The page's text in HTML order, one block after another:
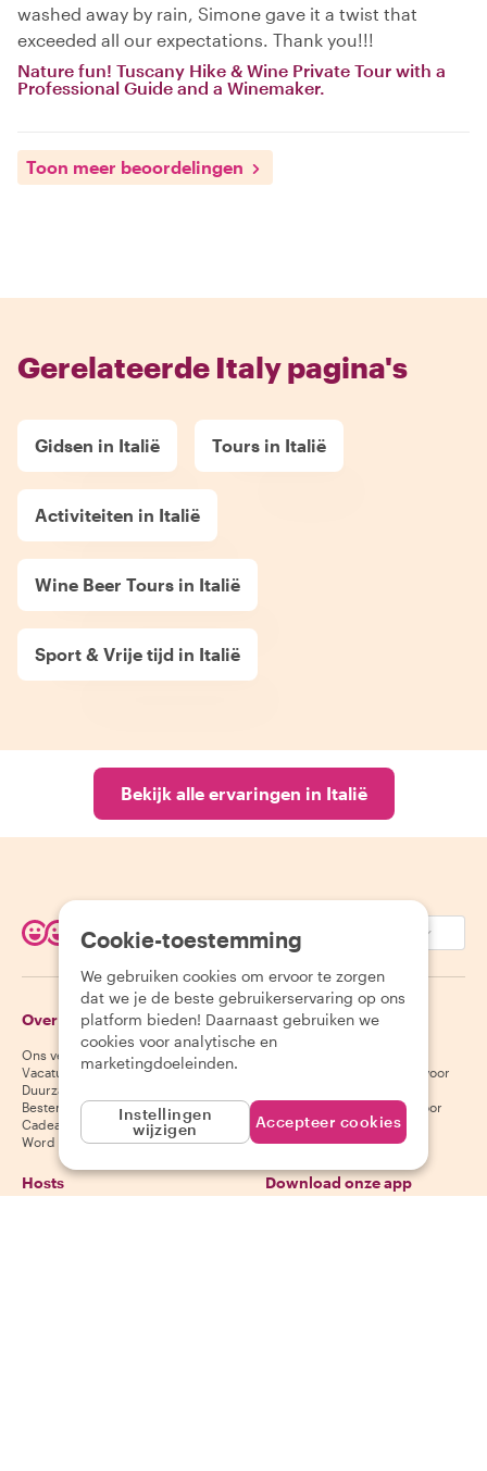
washed away by rain, Simone gave it a twist that
exceeded all our expectations. Thank you!!!
Nature fun! Tuscany Hike & Wine Private Tour with a
Professional Guide and a Winemaker.
Toon meer beoordelingen
Gerelateerde Italy pagina's
Gidsen in Italië Tours in Italië
Activiteiten in Italië
Wine Beer Tours in Italië
Sport & Vrije tijd in Italië
Bekijk alle ervaringen in Italië
Over Withlocals
Ons verhaal
Vacatures
Duurzaamheid
Bestemmingen
Cadeaubonnen
Word partner
Gasten
Annuleringsvoorwaarden voor
Algemene voorwaarden voor
gasten
Hosts Download onze app
Cookie-toestemming
We gebruiken cookies om ervoor te zorgen
dat we je de beste gebruikerservaring op ons
platform bieden! Daarnaast gebruiken we
cookies voor analytische en
marketingdoeleinden.
Instellingen
wijzigen
Accepteer cookies